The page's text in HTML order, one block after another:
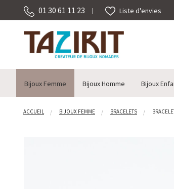
01 30 61 11 23 Liste d'envies
Bijoux Femme Bijoux Homme Bijoux
ACCUEIL BIJOUX FEMME BRACELETS